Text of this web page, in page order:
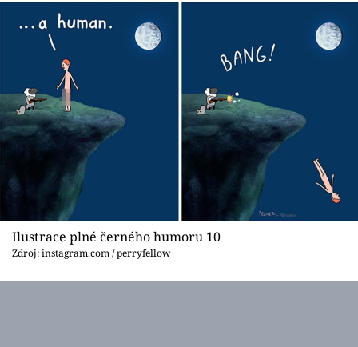
Ilustrace plné černého humoru 10
Zdroj: instagram.com / perryfellow